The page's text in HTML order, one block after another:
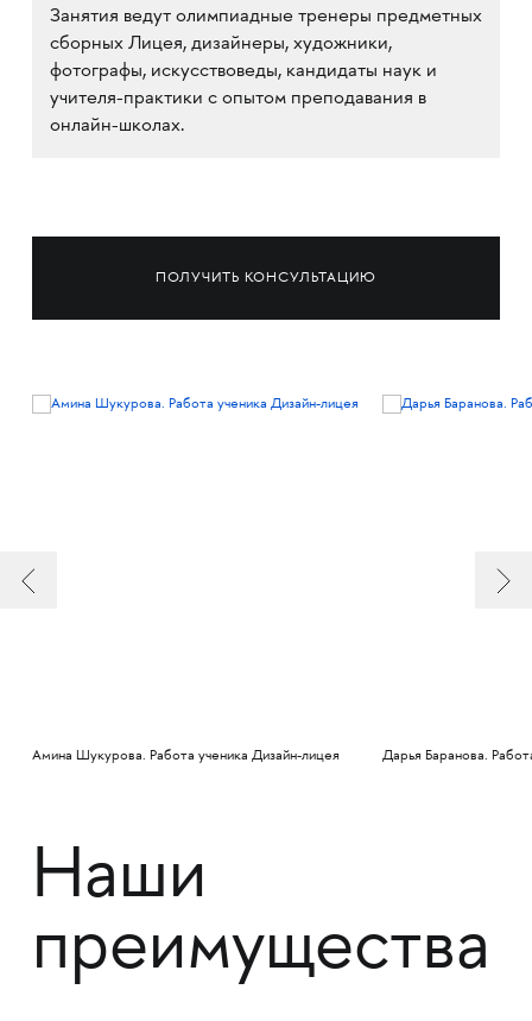
Занятия ведут олимпиадные тренеры предметных
сборных Лицея, дизайнеры, художники,
фотографы, искусствоведы, кандидаты наук и
учителя-практики с опытом преподавания в
онлайн-школах.
ПОЛУЧИТЬ КОНСУЛЬТАЦИЮ
Амина Шукурова. Работа ученика Дизайн-лицея Дарья Баранова.
Наши
преимущества